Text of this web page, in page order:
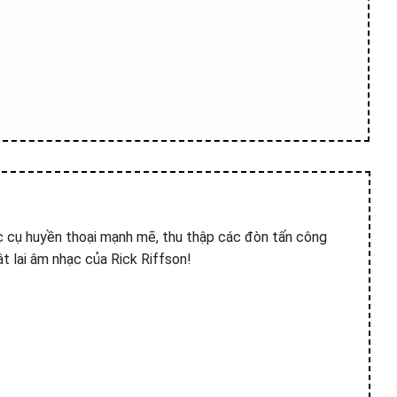
huyền thoại mạnh mẽ, thu thập các đòn tấn công
lai âm nhạc của Rick Riffson!